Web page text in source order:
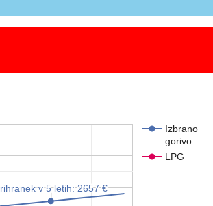
Izbrano
gorivo
LPG
v 5 letih: 2657 €
v 5 letih: 2657 €